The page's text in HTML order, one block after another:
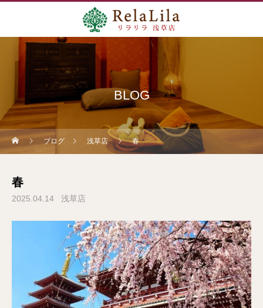
BLOG
ブログ 浅草店 春
春
2025.04.14 浅草店